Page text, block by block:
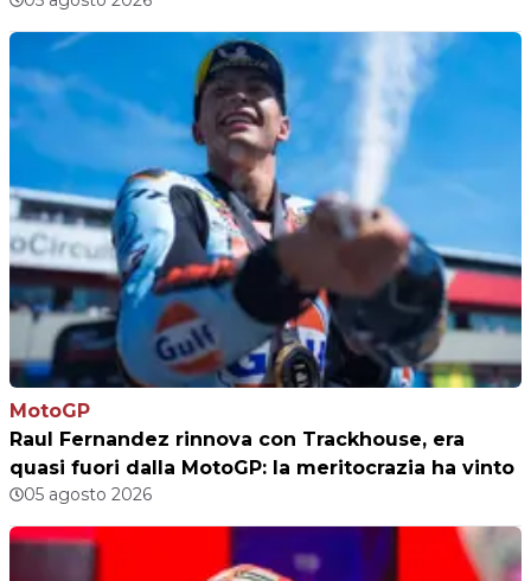
MotoGP
Raul Fernandez rinnova con Trackhouse, era
quasi fuori dalla MotoGP: la meritocrazia ha vinto
05 agosto 2026